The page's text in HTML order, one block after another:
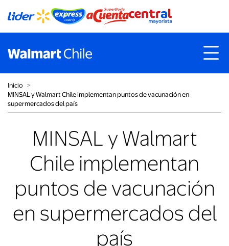
Inicio ˃
MINSAL y Walmart Chile implementan puntos de vacunación en
supermercados del país
MINSAL y Walmart
Chile implementan
puntos de vacunación
en supermercados del
país